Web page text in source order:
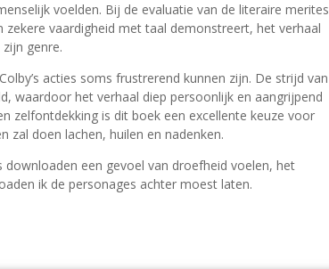
voelden. Bij de evaluatie van de literaire merites
vaardigheid met taal demonstreert, het verhaal
genre.
acties soms frustrerend kunnen zijn. De strijd van
waardoor het verhaal diep persoonlijk en aangrijpend
zelfontdekking is dit boek een excellente keuze voor
zal doen lachen, huilen en nadenken.
een gevoel van droefheid voelen, het
ik de personages achter moest laten.